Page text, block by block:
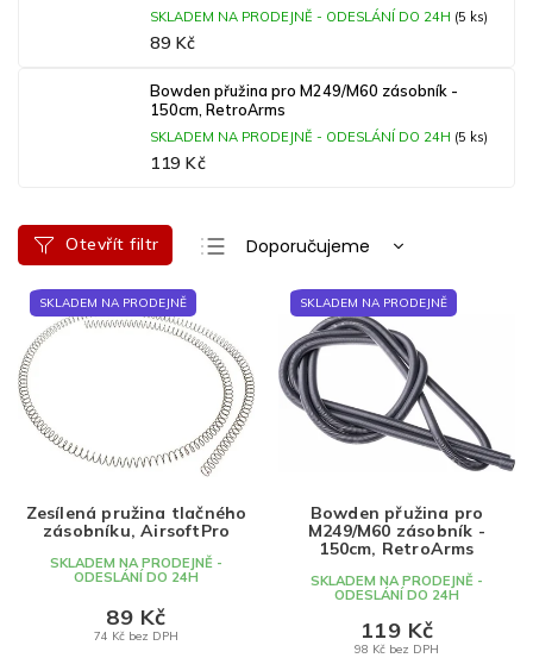
SKLADEM NA PRODEJNĚ - ODESLÁNÍ DO 24H (5 ks)
89 Kč
Bowden přužina pro M249/M60 zásobník -
150cm, RetroArms
SKLADEM NA PRODEJNĚ - ODESLÁNÍ DO 24H (5 ks)
119 Kč
Ř
a
z
e
n
o
d
u
k
t
ů
Doporučujeme
Nejlevnější
Nejdražší
Nejprodávanější
Abecedně
Otevřít filtr
V
p
i
s
p
u
SKLADEM NA PRODEJNĚ
Zesílená pružina tlačného
zásobníku, AirsoftPro
SKLADEM NA PRODEJNĚ -
ODESLÁNÍ DO 24H
74 Kč bez DPH
89 Kč
SKLADEM NA PRODEJNĚ
Bowden přužina pro
M249/M60 zásobník -
150cm, RetroArms
SKLADEM NA PRODEJNĚ -
ODESLÁNÍ DO 24H
98 Kč bez DPH
119 Kč